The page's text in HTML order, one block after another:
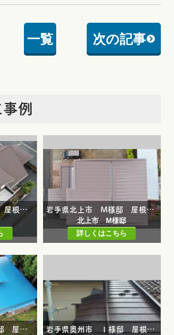
一覧 次の記事
例
岩手県北上市 S様邸 屋根葺き替え工事・雨どい修繕工事 岩手県北上市 M様邸 屋根葺き替え工事
北上市 M様邸
詳しくはこちら
岩手県 北上市 S様邸 屋根修繕工事 屋根葺き替え工事 岩手県奥州市 Ⅰ様邸 屋根一部葺き替え工事